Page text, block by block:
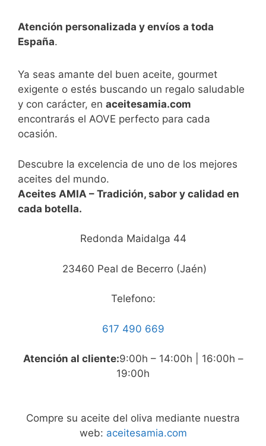
Atención personalizada y envíos a toda
España.
Ya seas amante del buen aceite, gourmet
exigente o estés buscando un regalo saludable
y con carácter, en aceitesamia.com
encontrarás el AOVE perfecto para cada
ocasión.
Descubre la excelencia de uno de los mejores
aceites del mundo.
Aceites AMIA – Tradición, sabor y calidad en
cada botella.
Redonda Maidalga 44
23460 Peal de Becerro (Jaén)
Telefono:
617 490 669
Atención al cliente:9:00h – 14:00h | 16:00h –
19:00h
Compre su aceite del oliva mediante nuestra
web: aceitesamia.com